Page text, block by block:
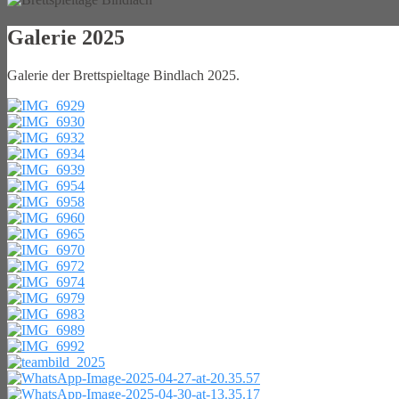
Galerie 2025
Galerie der Brettspieltage Bindlach 2025.